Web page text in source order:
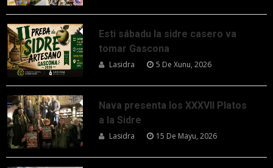
Esti sábadu la sidre casero va
tomar Gascona
Lasidra 5 De Xunu, 2026
Nava presenta los XXXVII Platos
a la Sidre
Lasidra 15 De Mayu, 2026